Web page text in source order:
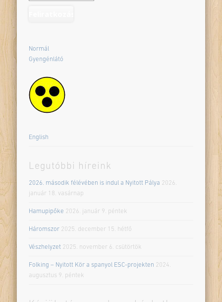
Normál
Gyengénlátó
English
Legutóbbi híreink
2026. második félévében is indul a Nyitott Pálya 2026.
január 18. vasárnap
Hamupipőke 2026. január 9. péntek
Háromszor 2025. december 15. hétfő
Vészhelyzet 2025. november 6. csütörtök
Folking – Nyitott Kör a spanyol ESC-projekten 2024.
augusztus 9. péntek